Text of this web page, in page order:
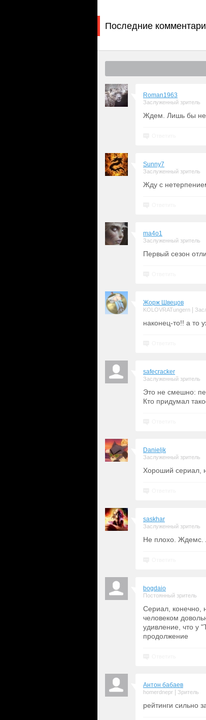
Последние
Roman1963
Заслуженный зритель
Ждем. Лишь бы не
Sunny7
Заслуженный зритель
Жду с
ma4o1
Заслуженный зритель
Первый сезон
Жорж Швецов
KOLOVRATungern
наконец-то!! а то
safecracker
Заслуженный зритель
Это не смешно:
Кто придумал
Danieljk
Заслуженный зритель
Хороший сериал,
saskhar
Заслуженный зритель
Не плохо. Ждемс.
bogdaio
Постоянный зритель
Сериал, конечно,
человеком
удивление, что у
продолжение
Антон бабаев
homerdnepr Зритель
рейтинги сильно